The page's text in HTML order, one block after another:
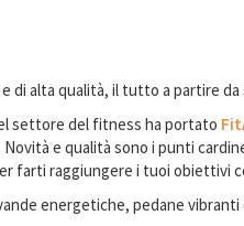
di alta qualità, il tutto a partire da
settore del fitness ha portato
e qualità sono i punti
farti raggiungere i tuoi obiettivi
energetiche, pedane